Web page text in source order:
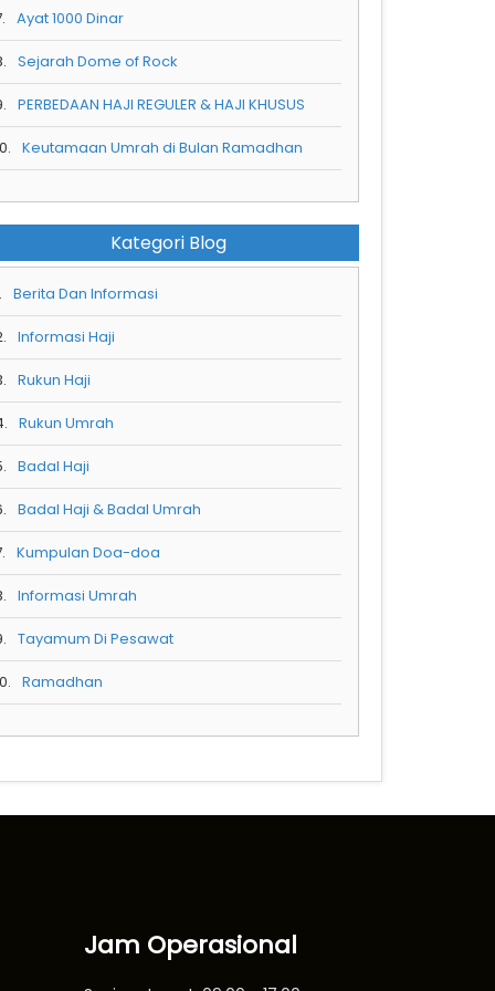
Ayat 1000 Dinar
Sejarah Dome of Rock
PERBEDAAN HAJI REGULER & HAJI KHUSUS
Keutamaan Umrah di Bulan Ramadhan
Kategori Blog
Berita Dan Informasi
Informasi Haji
Rukun Haji
Rukun Umrah
Badal Haji
Badal Haji & Badal Umrah
Kumpulan Doa-doa
Informasi Umrah
Tayamum Di Pesawat
Ramadhan
Jam Operasional